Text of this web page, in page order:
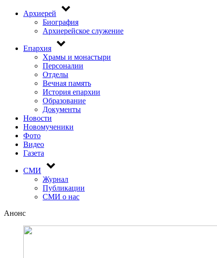
Архиерей
Биография
Архиерейское служение
Епархия
Храмы и монастыри
Персоналии
Отделы
Вечная память
История епархии
Образование
Документы
Новости
Новомученики
Фото
Видео
Газета
СМИ
Журнал
Публикации
СМИ о нас
Анонс